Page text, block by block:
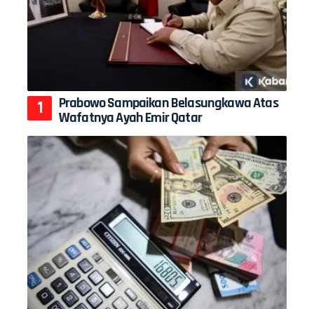
Prabowo Sampaikan Belasungkawa Atas
Wafatnya Ayah Emir Qatar